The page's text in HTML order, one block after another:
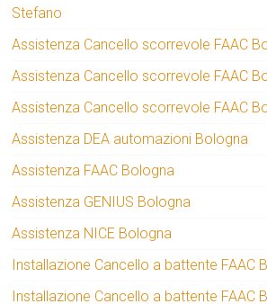
Stefano
Assistenza Cancello scorrevole FAAC
Assistenza Cancello scorrevole FAAC
Assistenza Cancello scorrevole FAAC
Assistenza DEA automazioni Bologna
Assistenza FAAC Bologna
Assistenza GENIUS Bologna
Assistenza NICE Bologna
Installazione Cancello a battente FAAC
Installazione Cancello a battente FAAC